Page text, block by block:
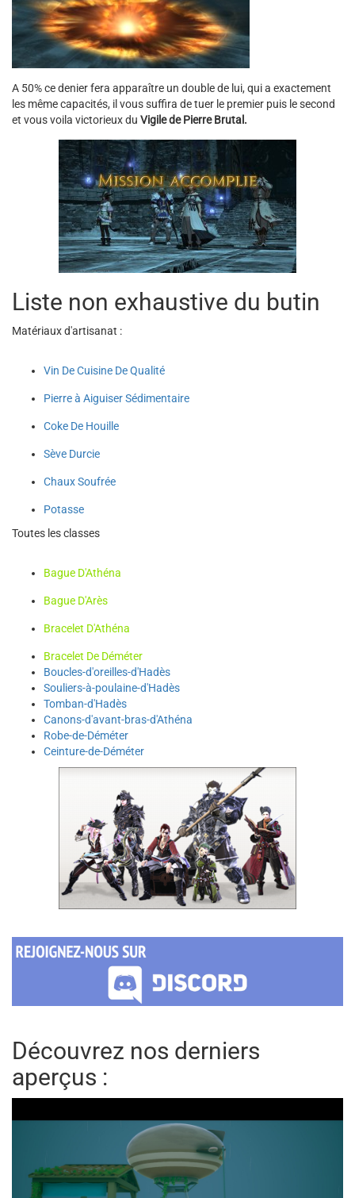
A 50% ce denier fera apparaître un double de lui, qui a exactement
les même capacités, il vous suffira de tuer le premier puis le second
et vous voila victorieux du Vigile de Pierre Brutal.
Liste non exhaustive du butin
Matériaux d'artisanat :
Vin De Cuisine De Qualité
Pierre à Aiguiser Sédimentaire
Coke De Houille
Sève Durcie
Chaux Soufrée
Potasse
Toutes les classes
Bague D'Athéna
Bague D'Arès
Bracelet D'Athéna
Bracelet De Déméter
Boucles-d'oreilles-d'Hadès
Souliers-à-poulaine-d'Hadès
Tomban-d'Hadès
Canons-d'avant-bras-d'Athéna
Robe-de-Déméter
Ceinture-de-Déméter
Découvrez nos derniers
aperçus :